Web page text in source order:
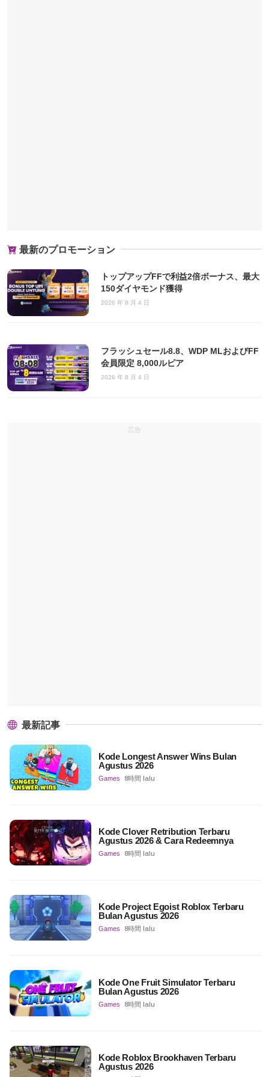
最新のプロモーション
トップアップFFで利益2倍ボーナス、最大
150ダイヤモンド獲得
2026 年 8 月 4 日
フラッシュセール8.8、WDP MLおよびFF
会員限定 8,000ルピア
2026 年 8 月 4 日
広告
最新記事
Kode Longest Answer Wins Bulan
Agustus 2026
Games 8時間 lalu
Kode Clover Retribution Terbaru
Agustus 2026 & Cara Redeemnya
Games 8時間 lalu
Kode Project Egoist Roblox Terbaru
Bulan Agustus 2026
Games 8時間 lalu
Kode One Fruit Simulator Terbaru
Bulan Agustus 2026
Games 8時間 lalu
Kode Roblox Brookhaven Terbaru
Agustus 2026